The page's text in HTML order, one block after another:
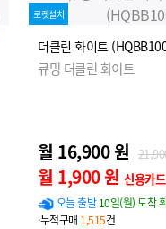
로켓설치
더클린 화이트
큐밍 더클린 화이트
월 16,900 원
월 1,900 원 신용카
오늘 출발 10일(월) 도착
·누적구매 1,515건